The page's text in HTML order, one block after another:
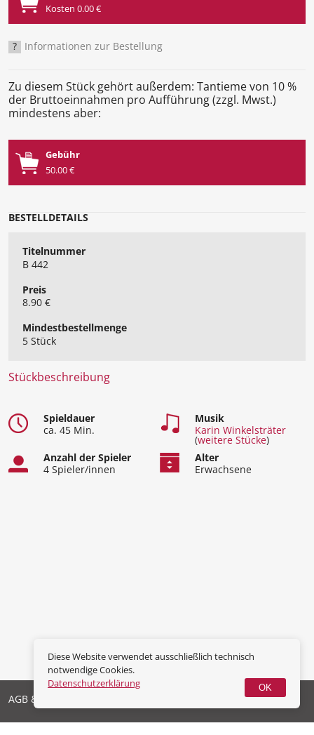
Kosten 0.00 €
? Informationen zur Bestellung
Zu diesem Stück gehört außerdem: Tantieme von 10 %
der Bruttoeinnahmen pro Aufführung (zzgl. Mwst.)
mindestens aber:
Gebühr
50.00 €
BESTELLDETAILS
Titelnummer
B 442
Preis
8.90 €
Mindest​bestellmenge
5 Stück
Stückbeschreibung
Spieldauer
ca. 45 Min.
Musik
Karin Winkelsträter
(weitere Stücke)
Anzahl der Spieler
4 Spieler/innen
Alter
Erwachsene
AGB & Widerrufsrecht
Diese Website verwendet ausschließlich technisch
notwendige Cookies.
Datenschutzerklärung
OK